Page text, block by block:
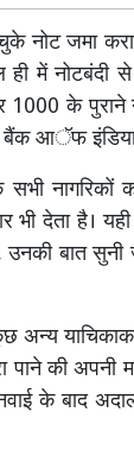
जमा
ही में
के पुराने
आॅफ इंडिया
नागरिकों
देता है।
बात सुनी
पाने की अपनी
के बाद